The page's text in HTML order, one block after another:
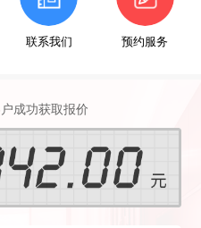
联系我们 预约服务
成功获取报价